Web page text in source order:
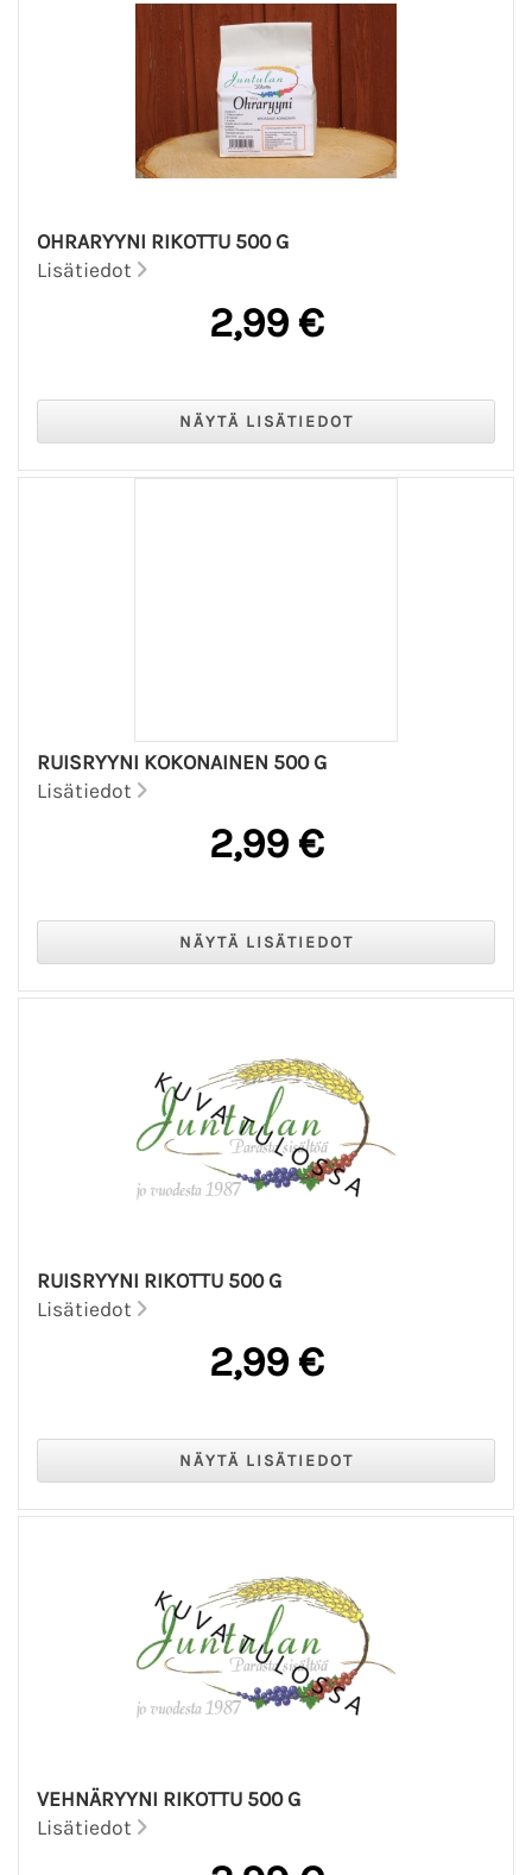
OHRARYYNI RIKOTTU 500 G
Lisätiedot
2,99 €
RUISRYYNI KOKONAINEN 500 G
Lisätiedot
2,99 €
RUISRYYNI RIKOTTU 500 G
Lisätiedot
2,99 €
VEHNÄRYYNI RIKOTTU 500 G
Lisätiedot